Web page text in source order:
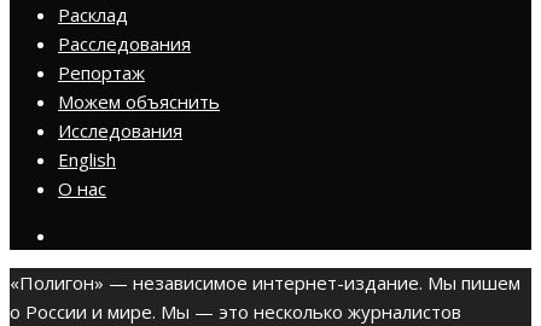
Расклад
Расследования
Репортаж
Можем объяснить
Исследования
English
О нас
«Полигон» — независимое интернет-издание. Мы пишем
о России и мире. Мы — это несколько журналистов